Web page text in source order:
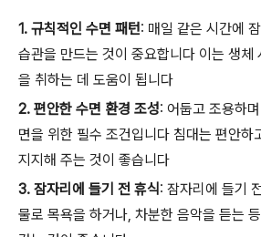
1. 규칙적인 수면 패턴: 매일 같은 시간에
습관을 만드는 것이 중요합니다 이는 생체
을 취하는 데 도움이 됩니다
2. 편안한 수면 환경 조성: 어둡고 조용하
면을 위한 필수 조건입니다 침대는 편안하
지지해 주는 것이 좋습니다
3. 잠자리에 들기 전 휴식 : 잠자리에 들기
물로 목욕을 하거나, 차분한 음악을 듣는